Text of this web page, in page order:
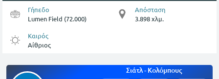
Γήπεδο
Lumen Field (72.000)
Απόσταση
3.898 χλμ.
Καιρός
Αίθριος
Σιάτλ - Κολόμπους